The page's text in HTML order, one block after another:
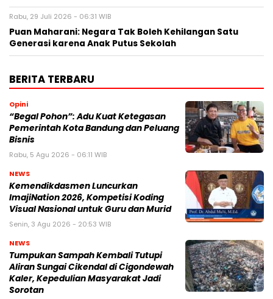
Rabu, 29 Juli 2026 - 06:31 WIB
Puan Maharani: Negara Tak Boleh Kehilangan Satu
Generasi karena Anak Putus Sekolah
BERITA TERBARU
Opini
“Begal Pohon”: Adu Kuat Ketegasan
Pemerintah Kota Bandung dan Peluang
Bisnis
Rabu, 5 Agu 2026 - 06:11 WIB
NEWS
Kemendikdasmen Luncurkan
ImajiNation 2026, Kompetisi Koding
Visual Nasional untuk Guru dan Murid
Senin, 3 Agu 2026 - 20:53 WIB
NEWS
Tumpukan Sampah Kembali Tutupi
Aliran Sungai Cikendal di Cigondewah
Kaler, Kepedulian Masyarakat Jadi
Sorotan